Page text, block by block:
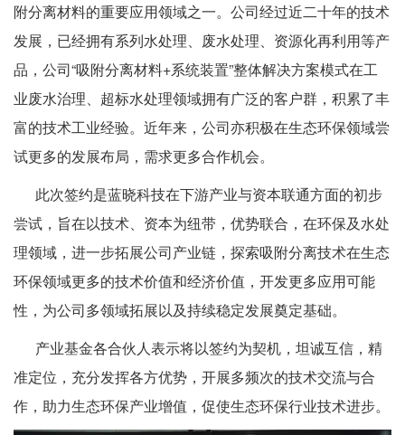
附分离材料的重要应用领域之一。公司经过近二十年的技术
发展，已经拥有系列水处理、废水处理、资源化再利用等产
品，公司“吸附分离材料+系统装置”整体解决方案模式在工
业废水治理、超标水处理领域拥有广泛的客户群，积累了丰
富的技术工业经验。近年来，公司亦积极在生态环保领域尝
试更多的发展布局，需求更多合作机会。
此次签约是蓝晓科技在下游产业与资本联通方面的初步
尝试，旨在以技术、资本为纽带，优势联合，在环保及水处
理领域，进一步拓展公司产业链，探索吸附分离技术在生态
环保领域更多的技术价值和经济价值，开发更多应用可能
性，为公司多领域拓展以及持续稳定发展奠定基础。
产业基金各合伙人表示将以签约为契机，坦诚互信，精
准定位，充分发挥各方优势，开展多频次的技术交流与合
作，助力生态环保产业增值，促使生态环保行业技术进步。